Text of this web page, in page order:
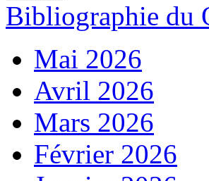
Bibliographie du
Mai 2026
Avril 2026
Mars 2026
Février 2026